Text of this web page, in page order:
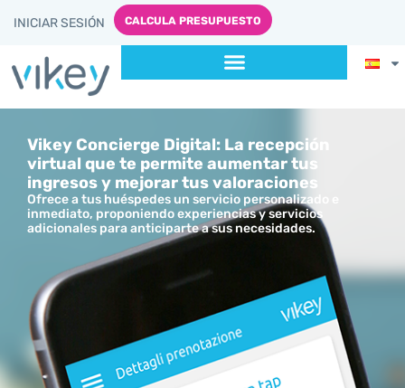
INICIAR SESIÓN CALCULA PRESUPUESTO
Vikey Concierge Digital: La recepción
virtual que te permite aumentar tus
ingresos y mejorar tus valoraciones
Ofrece a tus huéspedes un servicio personalizado e
inmediato, proponiendo experiencias y servicios
adicionales para anticiparte a sus necesidades.